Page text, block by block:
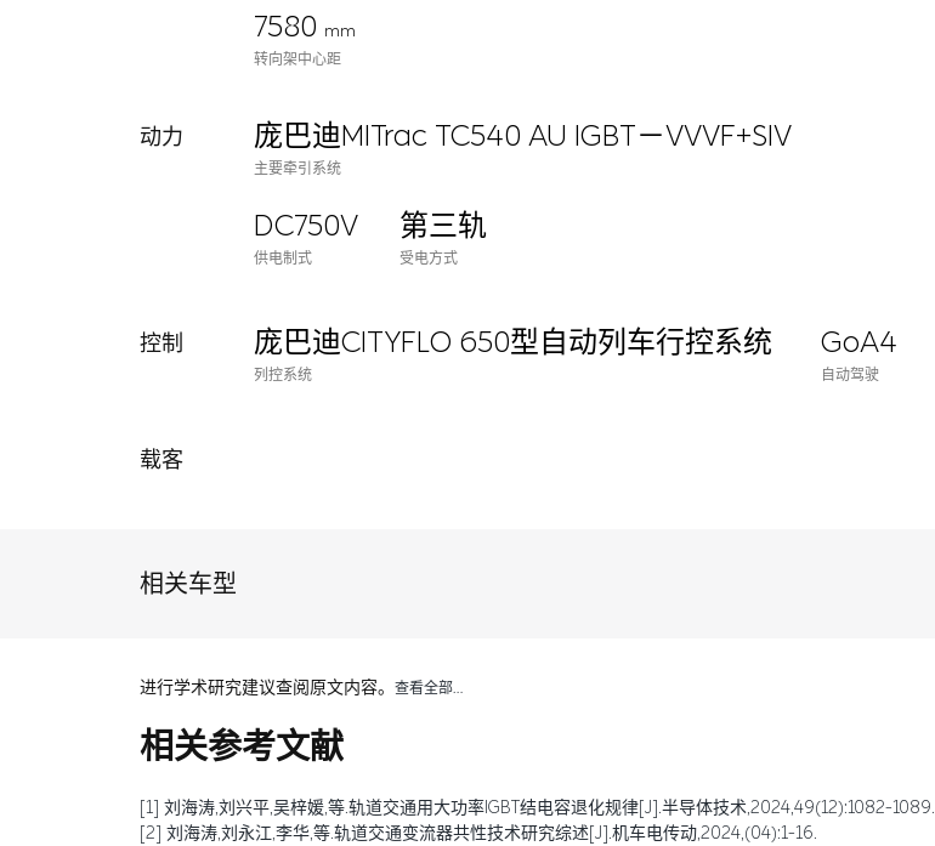
7580 mm
转向架中心距
动力 庞巴迪MITrac TC540 AU IGBT－VVVF+SIV
主要牵引系统
DC750V
供电制式
第三轨
受电方式
控制 庞巴迪CITYFLO 650型自动列车行控系统
列控系统
GoA4
自动驾驶
载客
相关车型
进行学术研究建议查阅原文内容。 查看全部…
相关参考文献
[1] 刘海涛,刘兴平,吴梓媛,等.轨道交通用大功率IGBT结电容退化规律[J].半导体技术,2024,49(12):1082-1089.
[2] 刘海涛,刘永江,李华,等.轨道交通变流器共性技术研究综述[J].机车电传动,2024,(04):1-16.